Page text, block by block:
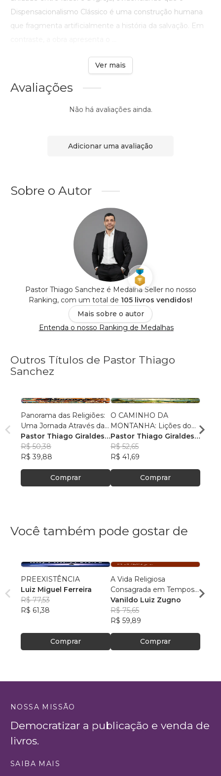
Dispensacionalismo Clássico é uma construção humana
que fragmenta artificialmente a história da salvação. Em
Ver mais
Avaliações
Não há avaliações ainda.
Adicionar uma avaliação
Sobre o Autor
Pastor Thiago Sanchez é Medalha Seller no nosso
Ranking, com um total de 105 livros vendidos!
Mais sobre o autor
Entenda o nosso Ranking de Medalhas
Outros Títulos de Pastor Thiago
Sanchez
Panorama das Religiões:
Uma Jornada Através da
Diversidade Espiritual
Pastor Thiago Giraldes
Sanchez
R$ 50,38
R$ 39,88
Comprar
O CAMINHO DA
MONTANHA: Lições do
Sermão de Jesus
Pastor Thiago Giraldes
Sanchez
R$ 52,65
R$ 41,69
Comprar
O
no
Você também pode gostar de
PREEXISTÊNCIA
Luiz Miguel Ferreira
R$ 77,53
R$ 61,38
Comprar
A Vida Religiosa
Consagrada em Tempos
de Papa Francisco
Vanildo Luiz Zugno
R$ 75,65
R$ 59,89
Comprar
NOSSA MISSÃO
Democratizar a publicação e venda de
livros.
SAIBA MAIS